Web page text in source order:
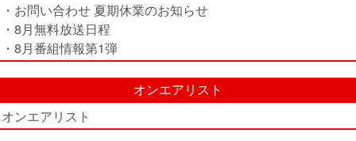
・お問い合わせ 夏期休業のお知らせ
・8月無料放送日程
・8月番組情報第1弾
オンエアリスト
オンエアリスト